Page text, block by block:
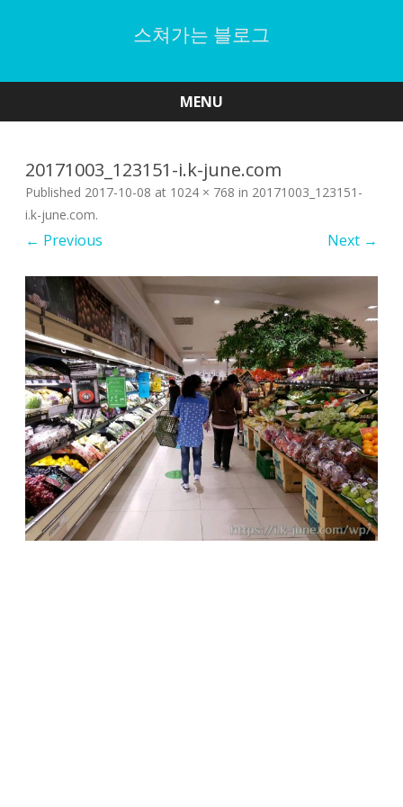
스쳐가는 블로그
MENU
20171003_123151-i.k-june.com
Published 2017-10-08 at 1024 × 768 in 20171003_123151-
i.k-june.com.
← Previous Next →